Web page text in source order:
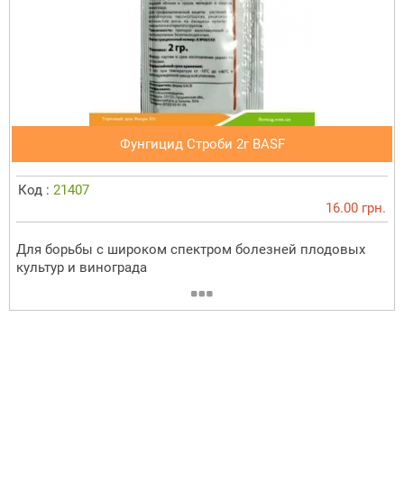
Фунгицид Строби 2г BASF
Код : 21407
16.00 грн.
Для борьбы с широком спектром болезней плодовых
культур и винограда